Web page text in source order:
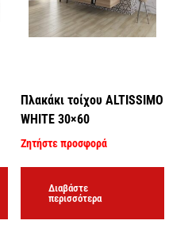
Πλακάκι τοίχου ALTISSIMO
WHITE 30×60
Ζητήστε προσφορά
Διαβάστε
περισσότερα